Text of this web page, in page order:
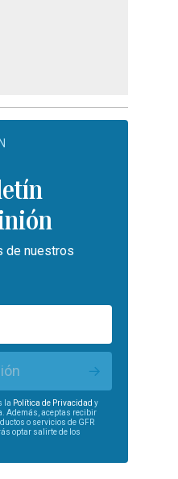
de nuestros
la Política de Privacidad y
Además, aceptas recibir
o servicios de GFR
optar salirte de los